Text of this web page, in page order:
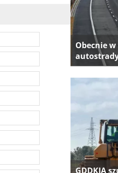
Obecnie
autostrady
GDDKIA